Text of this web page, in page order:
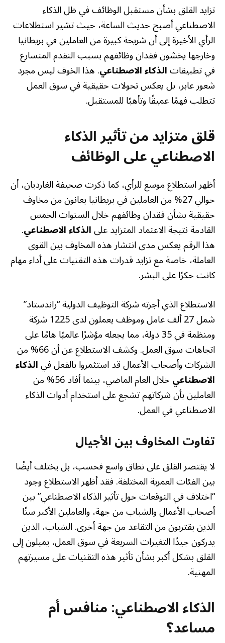
تزايد القلق بشأن مستقبل الوظائف في ظل الذكاء
الاصطناعي أصبح حديث الساعة، حيث تشير استطلاعات
الرأي الأخيرة إلى أن شريحة كبيرة من العاملين في بريطانيا
وخارجها يخشون فقدان وظائفهم بسبب التقدم المتسارع
في تطبيقاتالذكاء الاصطناعي. هذا الخوف ليس مجرد
شعور عابر، بل يعكس تحولات حقيقية في سوق العمل
تتطلب فهمًا عميقًا وتأهبًا للمستقبل.
قلق متزايد من تأثير الذكاء
الاصطناعي على الوظائف
أظهر استطلاع موسع للرأي، كما ذكرت صحيفة الغارديان، أن
حوالي 27% من العاملين في بريطانيا يعانون من مخاوف
حقيقية بشأن فقدان وظائفهم خلال السنوات الخمس
القادمة نتيجة الاعتماد المتزايد علىالذكاء الاصطناعي.
هذا الرقم يعكس مدى انتشار هذه المخاوف بين القوى
العاملة، خاصة مع تزايد قدرات هذه التقنيات على أداء مهام
كانت حكرًا على البشر.
الاستطلاع الذي أجرته شركة التوظيف الدولية “راندستاد”
شمل 27 ألف عامل وموظف يعملون لدى 1225 شركة
ومنظمة في 35 دولة، مما يجعله مؤشرًا عالميًا هامًا على
اتجاهات سوق العمل. وكشف الاستطلاع عن أن 66% من
الشركات وأصحاب الأعمال قد استثمروا بالفعل فيالذكاء
الاصطناعي خلال العام الماضي، بينما أفاد 56% من
العاملين بأن شركاتهم تشجع على استخدام أدوات الذكاء
الاصطناعي في العمل.
تفاوت المخاوف بين الأجيال
لا يقتصر القلق على نطاق واسع فحسب، بل يختلف أيضًا
بين الفئات العمرية المختلفة. فقد أظهر الاستطلاع وجود
“اختلاف في التوقعات حول تأثير الذكاء الاصطناعي” بين
أصحاب الأعمال والشباب من جهة، والعاملين الأكبر سنًا
الذين يقتربون من التقاعد من جهة أخرى. الشباب، الذين
يدركون جيدًا التغيرات السريعة في سوق العمل، يميلون إلى
القلق بشكل أكبر بشأن تأثير هذه التقنيات على مسيرتهم
المهنية.
الذكاء الاصطناعي: منافس أم
مساعد؟